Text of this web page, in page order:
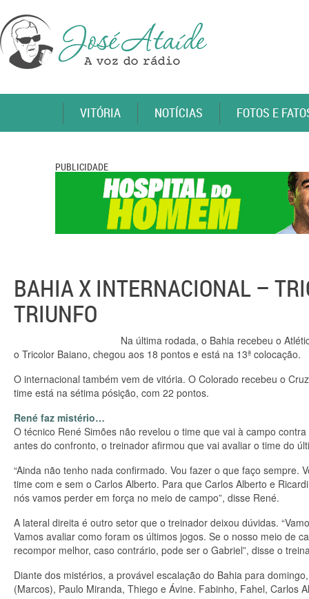
VITÓRIA NOTÍCIAS FOTOS E
PUBLICIDADE
BAHIA X INTERNACIONAL –
TRIUNFO
Na última rodada, o Bahia recebeu o
o Tricolor Baiano, chegou aos 18 pontos e está na 13ª colocação.
O internacional também vem de vitória. O Colorado recebeu o
time está na sétima pósição, com 22 pontos.
René faz mistério…
O técnico René Simões não revelou o time que vai à campo
antes do confronto, o treinador afirmou que vai avaliar o time do
“Ainda não tenho nada confirmado. Vou fazer o que faço
time com e sem o Carlos Alberto. Para que Carlos Alberto e
nós vamos perder em força no meio de campo”, disse René.
A lateral direita é outro setor que o treinador deixou dúvidas.
Vamos avaliar como foram os últimos jogos. Se o nosso meio de
recompor melhor, caso contrário, pode ser o Gabriel”, disse o
Diante dos mistérios, a provável escalação do Bahia para
(Marcos), Paulo Miranda, Thiego e Ávine. Fabinho, Fahel, Carlos